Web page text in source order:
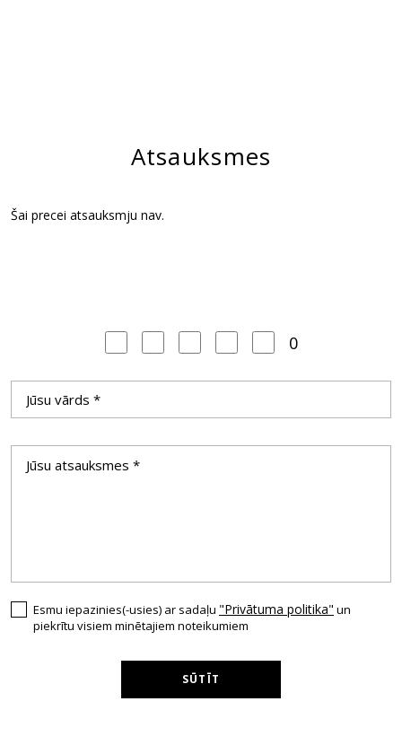
Atsauksmes
Šai precei atsauksmju nav.
0
Esmu iepazinies(-usies) ar sadaļu "Privātuma politika" un
piekrītu visiem minētajiem noteikumiem
SŪTĪT